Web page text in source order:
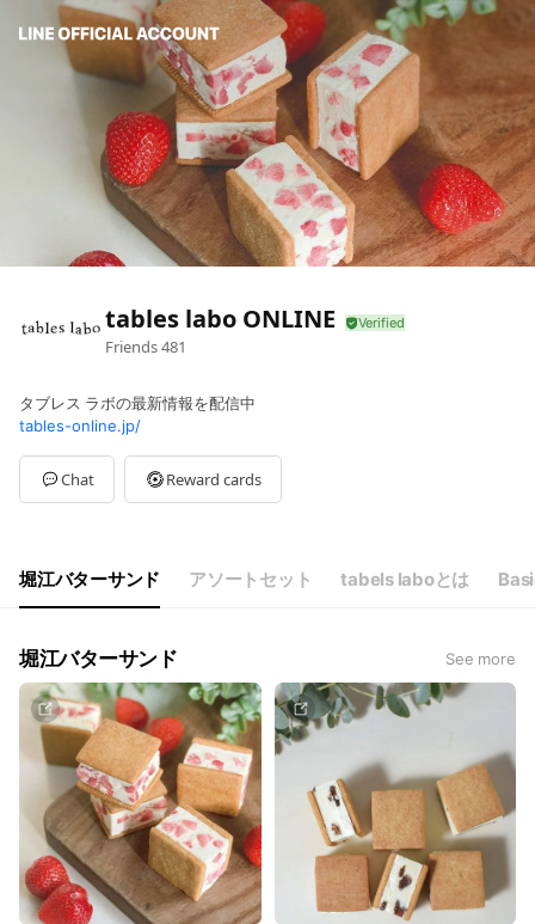
tables labo ONLINE
Friends481
タブレス ラボの最新情報を配信中
tables-online.jp/
Chat Reward cards
堀江バターサンド アソートセット tabels laboとは
堀江バターサンド See more